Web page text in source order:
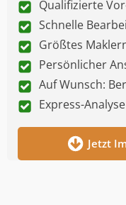
Qualifizierte
Schnelle
Größtes
Persönlicher
Auf Wunsch:
Express-
Jetzt